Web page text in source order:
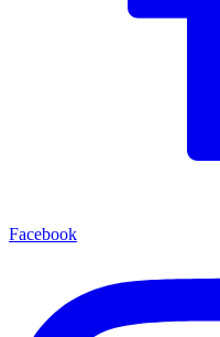
Facebook